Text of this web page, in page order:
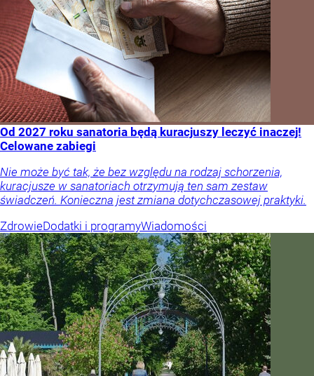
Od 2027 roku sanatoria będą kuracjuszy leczyć inaczej!
Celowane zabiegi
Nie może być tak, że bez względu na rodzaj schorzenia,
kuracjusze w sanatoriach otrzymują ten sam zestaw
świadczeń. Konieczna jest zmiana dotychczasowej praktyki.
ZdrowieDodatki i programyWiadomości